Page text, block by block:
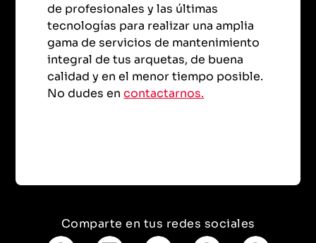
de profesionales y las últimas
tecnologías para realizar una amplia
gama de servicios de mantenimiento
integral de tus arquetas, de buena
calidad y en el menor tiempo posible.
No dudes encontactarnos.
Comparte en tus redes sociales